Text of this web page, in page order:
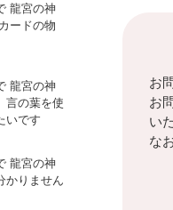
龍宮の神
ードの物
龍宮の神
言の葉を使
いです
龍宮の神
かりません
お
お
い
な